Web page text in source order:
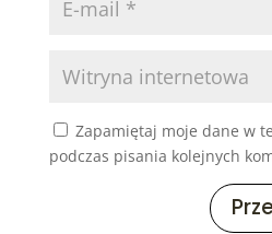
Zapamiętaj moje dane w
podczas pisania kolejnych